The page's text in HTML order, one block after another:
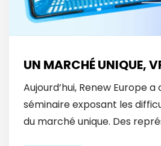
UN MARCHÉ UNIQUE,
Aujourd’hui, Renew Europe
séminaire exposant les
du marché unique. Des